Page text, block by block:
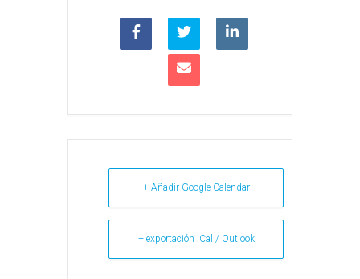
+ Añadir Google Calendar
+ exportación iCal / Outlook